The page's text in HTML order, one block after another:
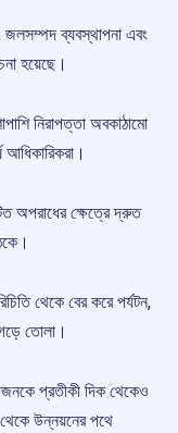
জলসম্পদ ব্যবস্থাপনা এবং
হয়েছে।
নিরাপত্তা অবকাঠামো
অপরাধের ক্ষেত্রে দ্রুত
থেকে বের করে পর্যটন,
তোলা।
প্রতীকী দিক থেকেও
উন্নয়নের পথে